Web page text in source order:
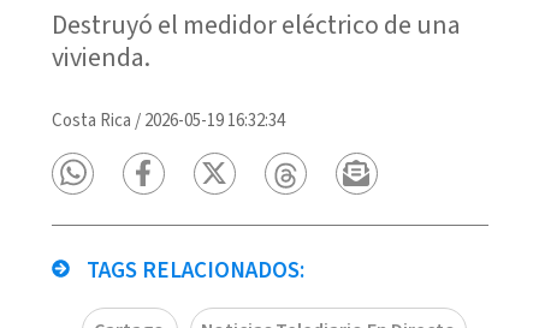
Destruyó el medidor eléctrico de una
vivienda.
Costa Rica /2026-05-19 16:32:34
TAGS RELACIONADOS: